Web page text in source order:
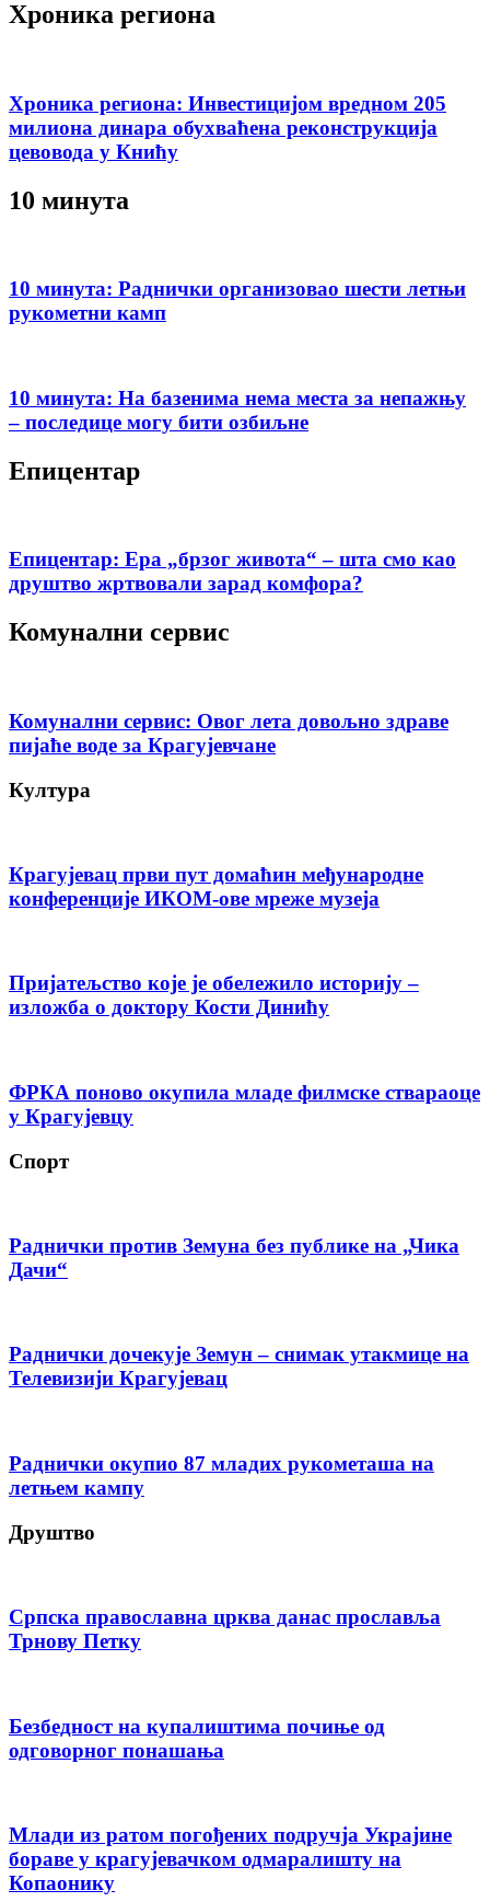
Хроника региона
Хроника региона: Инвестицијом вредном 205
милиона динара обухваћена реконструкција
цевовода у Книћу
10 минута
10 минута: Раднички организовао шести летњи
рукометни камп
10 минута: На базенима нема места за непажњу
– последице могу бити озбиљне
Епицентар
Епицентар: Ера „брзог живота“ – шта смо као
друштво жртвовали зарад комфора?
Комунални сервис
Комунални сервис: Овог лета довољно здраве
пијаће воде за Крагујевчане
Култура
Крагујевац први пут домаћин међународне
конференције ИКОМ-ове мреже музеја
Пријатељство које је обележило историју –
изложба о доктору Кости Динићу
ФРКА поново окупила младе филмске ствараоце
у Крагујевцу
Спорт
Раднички против Земуна без публике на „Чика
Дачи“
Раднички дочекује Земун – снимак утакмице на
Телевизији Крагујевац
Раднички окупио 87 младих рукометаша на
летњем кампу
Друштво
Српска православна црква данас прославља
Трнову Петку
Безбедност на купалиштима почиње од
одговорног понашања
Млади из ратом погођених подручја Украјине
бораве у крагујевачком одмаралишту на
Копаонику